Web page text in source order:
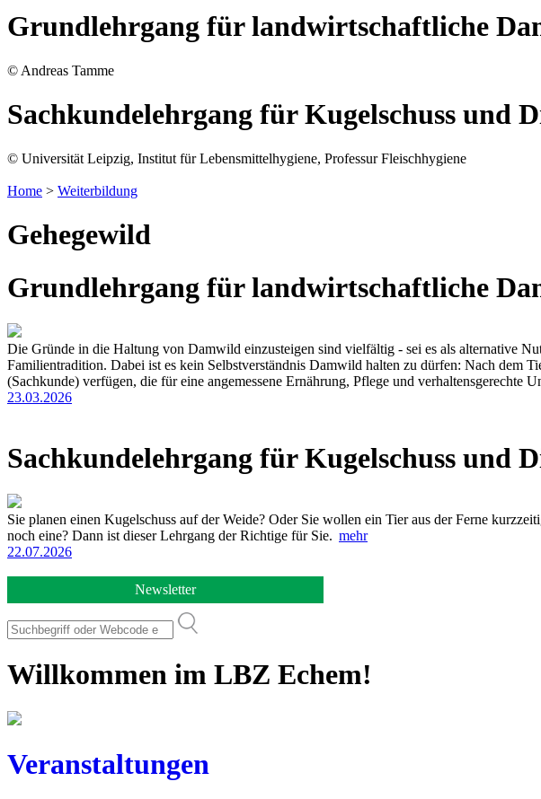
Grundlehrgang für landwirtschaftliche
© Andreas Tamme
Sachkundelehrgang für Kugelschuss
© Universität Leipzig, Institut für Lebensmittelhygiene, Professur Fleischhygiene
Home > Weiterbildung
Gehegewild
Grundlehrgang für landwirtschaftliche
Die Gründe in die Haltung von Damwild einzusteigen sind vielfältig - sei es als alternative
Familientradition. Dabei ist es kein Selbstverständnis Damwild halten zu dürfen: Nach dem
(Sachkunde) verfügen, die für eine angemessene Ernährung, Pflege und verhaltensgerechte
23.03.2026
Sachkundelehrgang für Kugelschuss
Sie planen einen Kugelschuss auf der Weide? Oder Sie wollen ein Tier aus der Ferne
noch eine? Dann ist dieser Lehrgang der Richtige für Sie. mehr
22.07.2026
Newsletter
Willkommen im LBZ Echem!
Veranstaltungen